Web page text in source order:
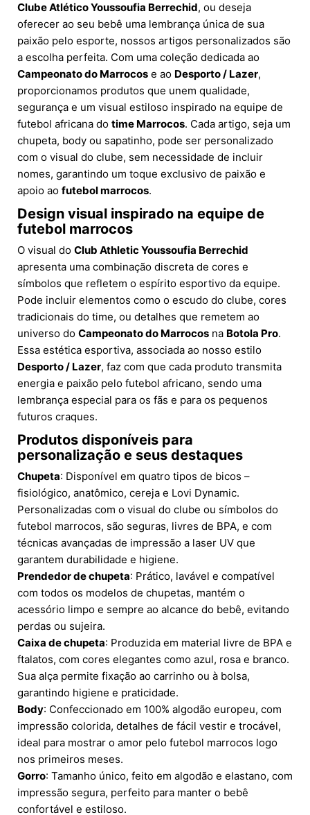
Clube Atlético Youssoufia Berrechid, ou deseja
oferecer ao seu bebê uma lembrança única de sua
paixão pelo esporte, nossos artigos personalizados são
a escolha perfeita. Com uma coleção dedicada ao
Campeonato do Marrocos e ao Desporto / Lazer,
proporcionamos produtos que unem qualidade,
segurança e um visual estiloso inspirado na equipe de
futebol africana do time Marrocos. Cada artigo, seja um
chupeta, body ou sapatinho, pode ser personalizado
com o visual do clube, sem necessidade de incluir
nomes, garantindo um toque exclusivo de paixão e
apoio ao futebol marrocos.
Design visual inspirado na equipe de
futebol marrocos
O visual do Club Athletic Youssoufia Berrechid
apresenta uma combinação discreta de cores e
símbolos que refletem o espírito esportivo da equipe.
Pode incluir elementos como o escudo do clube, cores
tradicionais do time, ou detalhes que remetem ao
universo do Campeonato do Marrocos na Botola Pro.
Essa estética esportiva, associada ao nosso estilo
Desporto / Lazer, faz com que cada produto transmita
energia e paixão pelo futebol africano, sendo uma
lembrança especial para os fãs e para os pequenos
futuros craques.
Produtos disponíveis para
personalização e seus destaques
Chupeta: Disponível em quatro tipos de bicos –
fisiológico, anatômico, cereja e Lovi Dynamic.
Personalizadas com o visual do clube ou símbolos do
futebol marrocos, são seguras, livres de BPA, e com
técnicas avançadas de impressão a laser UV que
garantem durabilidade e higiene.
Prendedor de chupeta: Prático, lavável e compatível
com todos os modelos de chupetas, mantém o
acessório limpo e sempre ao alcance do bebê, evitando
perdas ou sujeira.
Caixa de chupeta: Produzida em material livre de BPA e
ftalatos, com cores elegantes como azul, rosa e branco.
Sua alça permite fixação ao carrinho ou à bolsa,
garantindo higiene e praticidade.
Body: Confeccionado em 100% algodão europeu, com
impressão colorida, detalhes de fácil vestir e trocável,
ideal para mostrar o amor pelo futebol marrocos logo
nos primeiros meses.
Gorro: Tamanho único, feito em algodão e elastano, com
impressão segura, perfeito para manter o bebê
confortável e estiloso.